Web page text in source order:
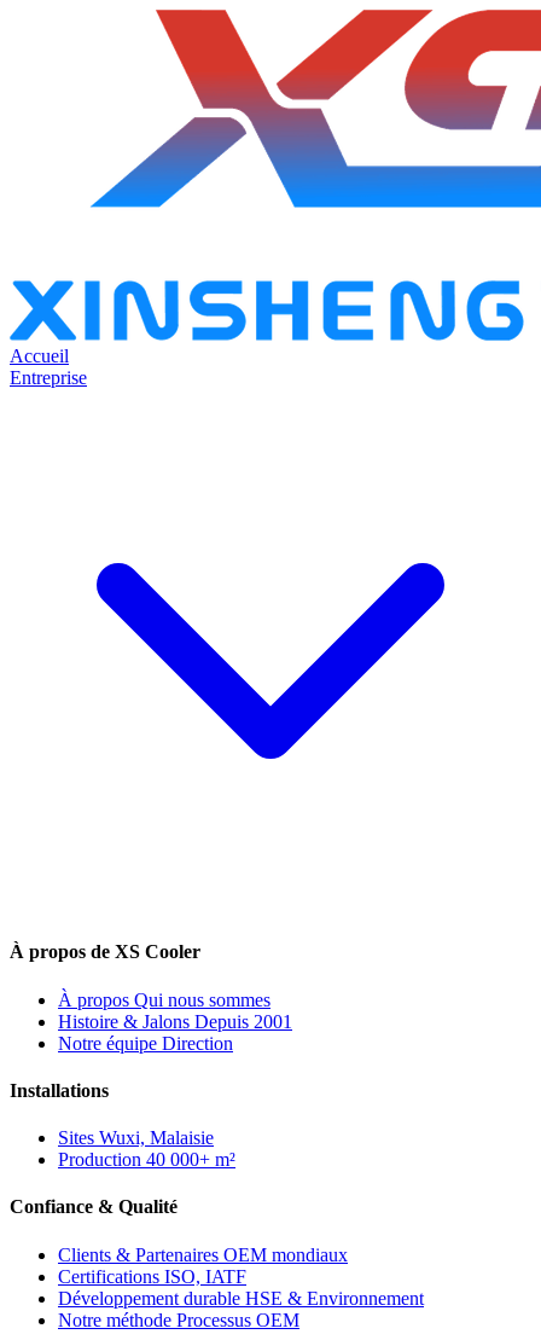
Accueil
Entreprise
À propos de XS Cooler
À propos Qui nous sommes
Histoire & Jalons Depuis 2001
Notre équipe Direction
Installations
Sites Wuxi, Malaisie
Production 40 000+ m²
Confiance & Qualité
Clients & Partenaires OEM mondiaux
Certifications ISO, IATF
Développement durable HSE & Environnement
Notre méthode Processus OEM